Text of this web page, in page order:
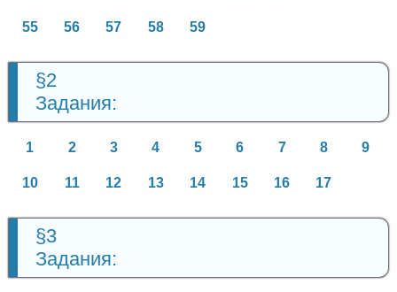
55 56 57 58 59
§2
Задания:
1 2 3 4 5 6 7 8 9
10 11 12 13 14 15 16 17
§3
Задания: